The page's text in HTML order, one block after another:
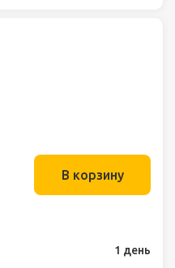
В корзину
1 день